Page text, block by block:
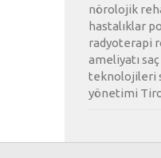
nörolojik
hastalıklar
radyoterapi
ameliyatı
teknolojileri
yönetimi